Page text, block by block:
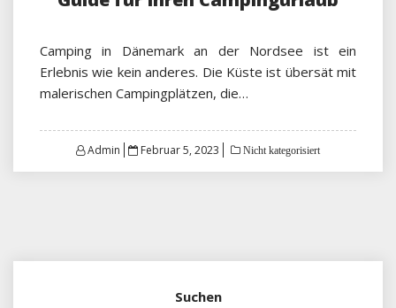
Camping in Dänemark an der Nordsee ist ein
Erlebnis wie kein anderes. Die Küste ist übersät mit
malerischen Campingplätzen, die…
Admin
Posted
Februar 5, 2023 Nicht kategorisiert
Suchen